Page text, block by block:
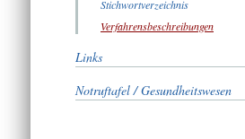
Stichwortverzeichnis
Verfahrensbeschreibungen
Links
Notruftafel / Gesundheitswesen